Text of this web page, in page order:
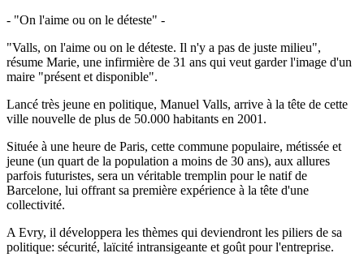
- "On l'aime ou on le déteste" -
"Valls, on l'aime ou on le déteste. Il n'y a pas de juste milieu",
résume Marie, une infirmière de 31 ans qui veut garder l'image d'un
maire "présent et disponible".
Lancé très jeune en politique, Manuel Valls, arrive à la tête de cette
ville nouvelle de plus de 50.000 habitants en 2001.
Située à une heure de Paris, cette commune populaire, métissée et
jeune (un quart de la population a moins de 30 ans), aux allures
parfois futuristes, sera un véritable tremplin pour le natif de
Barcelone, lui offrant sa première expérience à la tête d'une
collectivité.
A Evry, il développera les thèmes qui deviendront les piliers de sa
politique: sécurité, laïcité intransigeante et goût pour l'entreprise.